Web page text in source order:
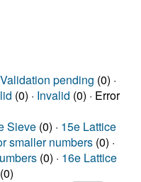
Validation pending (0) ·
(0) · Invalid (0) · Error
Sieve (0) · 15e Lattice
smaller numbers (0) ·
(0) · 16e Lattice
(0)